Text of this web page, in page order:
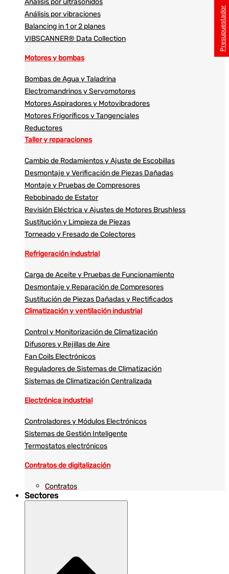
Análisis por ultrasonidos​​
Análisis por vibraciones
Balancing in 1 or 2 planes
VIBSCANNER® Data Collection
Motores y bombas
Bombas de Agua y Taladrina
Electromandrinos y Servomotores
Motores Aspiradores y Motovibradores
Motores Frigoríficos y Tangenciales
Reductores
Taller y reparaciones
Cambio de Rodamientos y Ajuste de Escobillas
Desmontaje y Verificación de Piezas Dañadas
Montaje y Pruebas de Compresores
Rebobinado de Estator
Revisión Eléctrica y Ajustes de Motores Brushless
Sustitución y Limpieza de Piezas
Torneado y Fresado de Colectores
Refrigeración industrial
Carga de Aceite y Pruebas de Funcionamiento
Desmontaje y Reparación de Compresores
Sustitución de Piezas Dañadas y Rectificados
Climatización y ventilación industrial
Control y Monitorización de Climatización
Difusores y Rejillas de Aire
Fan Coils Electrónicos
Reguladores de Sistemas de Climatización
Sistemas de Climatización Centralizada
Electrónica industrial
Controladores y Módulos Electrónicos
Sistemas de Gestión Inteligente
Termostatos electrónicos
Contratos de digitalización
Contratos
Sectores
Presupuestador